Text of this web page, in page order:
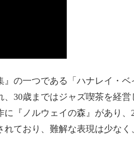
の一つである「ハナレイ・
30歳まではジャズ喫茶を経
『ノルウェイの森』があり
ており、難解な表現は少なく